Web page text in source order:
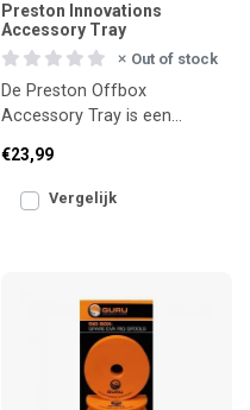
Preston Innovations
Accessory Tray
Out of stock
De Preston Offbox
Accessory Tray is een
die perfect past tussen je
zitki
€23,99
Vergelijk